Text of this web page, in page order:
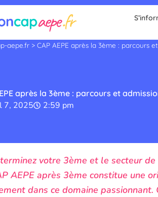
aepe.fr > CAP AEPE après la 3ème : parcours
après la 3ème : parcours et
7, 2025 2:59 pm
votre 3ème et le secteur
AEPE après 3ème constitue une
dans ce domaine passionnant.